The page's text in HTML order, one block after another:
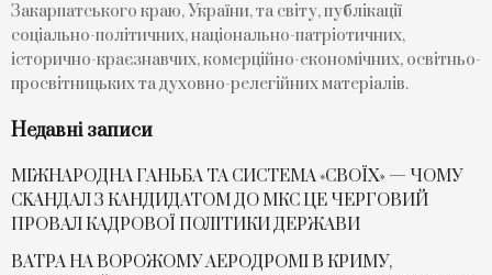
Закарпатського краю, України, та світу, публікації
соціально-політичних, національно-патріотичних,
історично-краєзнавчих, комерційно-економічних, освітньо-
просвітницьких та духовно-релегійних матеріалів.
Недавні записи
МІЖНАРОДНА ГАНЬБА ТА СИСТЕМА «СВОЇХ» — ЧОМУ
СKАНДАЛ З КАНДИДАТОМ ДО МКС ЦЕ ЧЕРГОВИЙ
ПРОВАЛ КАДРОВОЇ ПОЛІТИКИ ДЕРЖАВИ
ВАТРА НА ВОРОЖОМУ АЕРОДРОМІ В КРИМУ,